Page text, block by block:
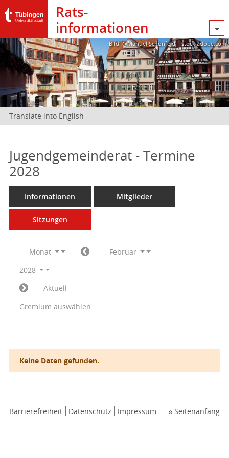
Rats­
informationen
Bild: @Manuel Schönfeld – stock.adobe.com
Translate into English
Jugendgemeinderat - Termine
2028
Informationen Mitglieder
Sitzungen
Monat
Februar
2028
Aktuell
Gremium auswählen
Keine Daten gefunden.
Barrierefreiheit Datenschutz Impressum Seitenanfang